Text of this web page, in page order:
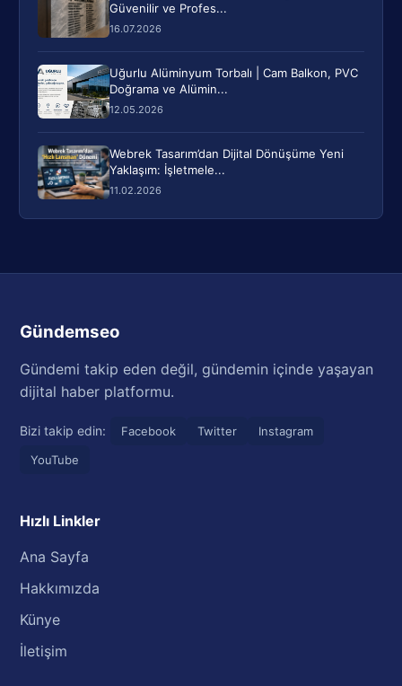
Güvenilir ve Profes...
16.07.2026
Uğurlu Alüminyum Torbalı | Cam Balkon, PVC
Doğrama ve Alümin...
12.05.2026
Webrek Tasarım’dan Dijital Dönüşüme Yeni
Yaklaşım: İşletmele...
11.02.2026
Gündemseo
Gündemi takip eden değil, gündemin içinde yaşayan
dijital haber platformu.
Bizi takip edin: Facebook Twitter
Instagram
YouTube
Hızlı Linkler
Ana Sayfa
Hakkımızda
Künye
İletişim